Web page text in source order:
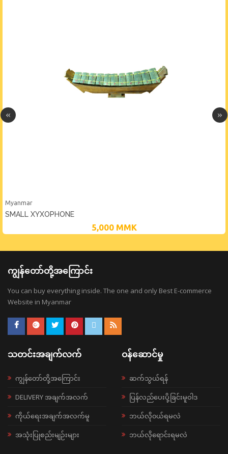
Myanmar
SMALL XYXOPHONE
5,000 MMK
ကျွန်တော်တို့အကြောင်း
You can buy everything inside. The one and only Best E-commerce
Website in Myanmar
သတင်းအချက်လက်
ကျွန်တော်တို့အကြောင်း
DELIVERY အချက်အလက်
ကိုယ်ရေးအချက်အလက်မူ
အသုံးပြုစည်းမျဉ်းများ
ဝန်ဆောင်မှု
ဆက်သွယ်ရန်
ပြန်လည်ပေးပို့ခြင်းမူဝါဒ
ဘယ်လို၀ယ်ရမလဲ
ဘယ်လိုရောင်းရမလဲ